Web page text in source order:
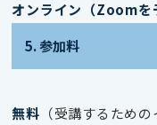
オンライン（Zoomを
5. 参加料
無料 （受講するため